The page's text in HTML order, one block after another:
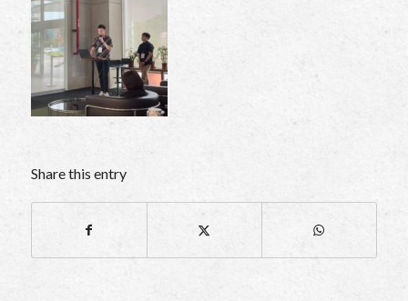
Share this entry